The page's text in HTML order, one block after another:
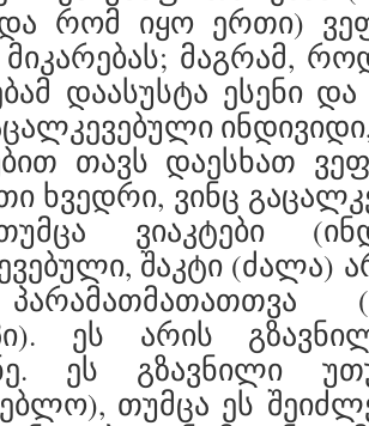
რომ იყო ერთი)
მაგრამ,
დაასუსტა ესენი და
თავს დაესხათ
ხვედრი, ვინც
ვიაკტები
შაკტი (ძალა)
ეს არის
ეს გზავნილი
თუმცა ეს